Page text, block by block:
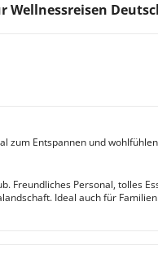
Wellnessreisen
zum Entspannen und
Freundliches Personal, tolles
Ideal auch für